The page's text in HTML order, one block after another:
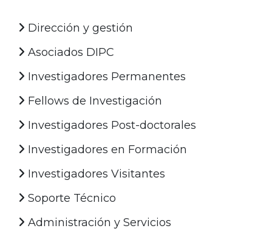
Dirección y gestión
Asociados DIPC
Investigadores Permanentes
Fellows de Investigación
Investigadores Post-doctorales
Investigadores en Formación
Investigadores Visitantes
Soporte Técnico
Administración y Servicios